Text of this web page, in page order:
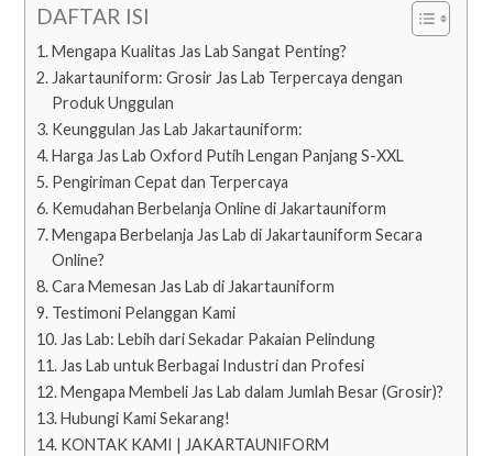
DAFTAR ISI
Mengapa Kualitas Jas Lab Sangat Penting?
Jakartauniform: Grosir Jas Lab Terpercaya dengan
Produk Unggulan
Keunggulan Jas Lab Jakartauniform:
Harga Jas Lab Oxford Putih Lengan Panjang S-XXL
Pengiriman Cepat dan Terpercaya
Kemudahan Berbelanja Online di Jakartauniform
Mengapa Berbelanja Jas Lab di Jakartauniform Secara
Online?
Cara Memesan Jas Lab di Jakartauniform
Testimoni Pelanggan Kami
Jas Lab: Lebih dari Sekadar Pakaian Pelindung
Jas Lab untuk Berbagai Industri dan Profesi
Mengapa Membeli Jas Lab dalam Jumlah Besar (Grosir)?
Hubungi Kami Sekarang!
KONTAK KAMI | JAKARTAUNIFORM